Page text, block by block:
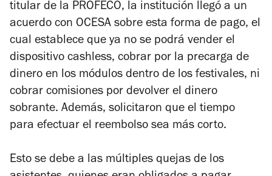
titular de la PROFECO, la institución llegó a un
acuerdo con OCESA sobre esta forma de pago, el
cual establece que ya no se podrá vender el
dispositivo cashless, cobrar por la precarga de
dinero en los módulos dentro de los festivales, ni
cobrar comisiones por devolver el dinero
sobrante. Además, solicitaron que el tiempo
para efectuar el reembolso sea más corto.
Esto se debe a las múltiples quejas de los